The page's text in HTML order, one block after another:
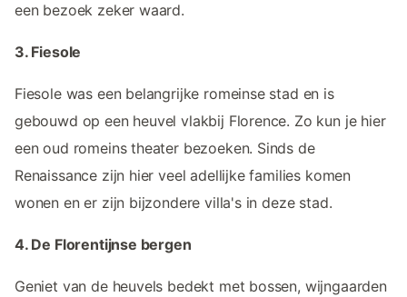
een bezoek zeker waard.
3. Fiesole
Fiesole was een belangrijke romeinse stad en is
gebouwd op een heuvel vlakbij Florence. Zo kun je hier
een oud romeins theater bezoeken. Sinds de
Renaissance zijn hier veel adellijke families komen
wonen en er zijn bijzondere villa's in deze stad.
4. De Florentijnse bergen
Geniet van de heuvels bedekt met bossen, wijngaarden